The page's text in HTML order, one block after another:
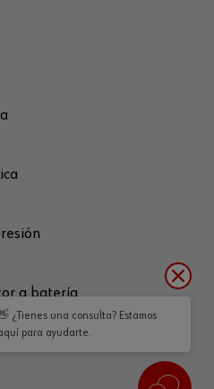
a batería
¿Tienes una consulta? Estamos
para ayudarte.